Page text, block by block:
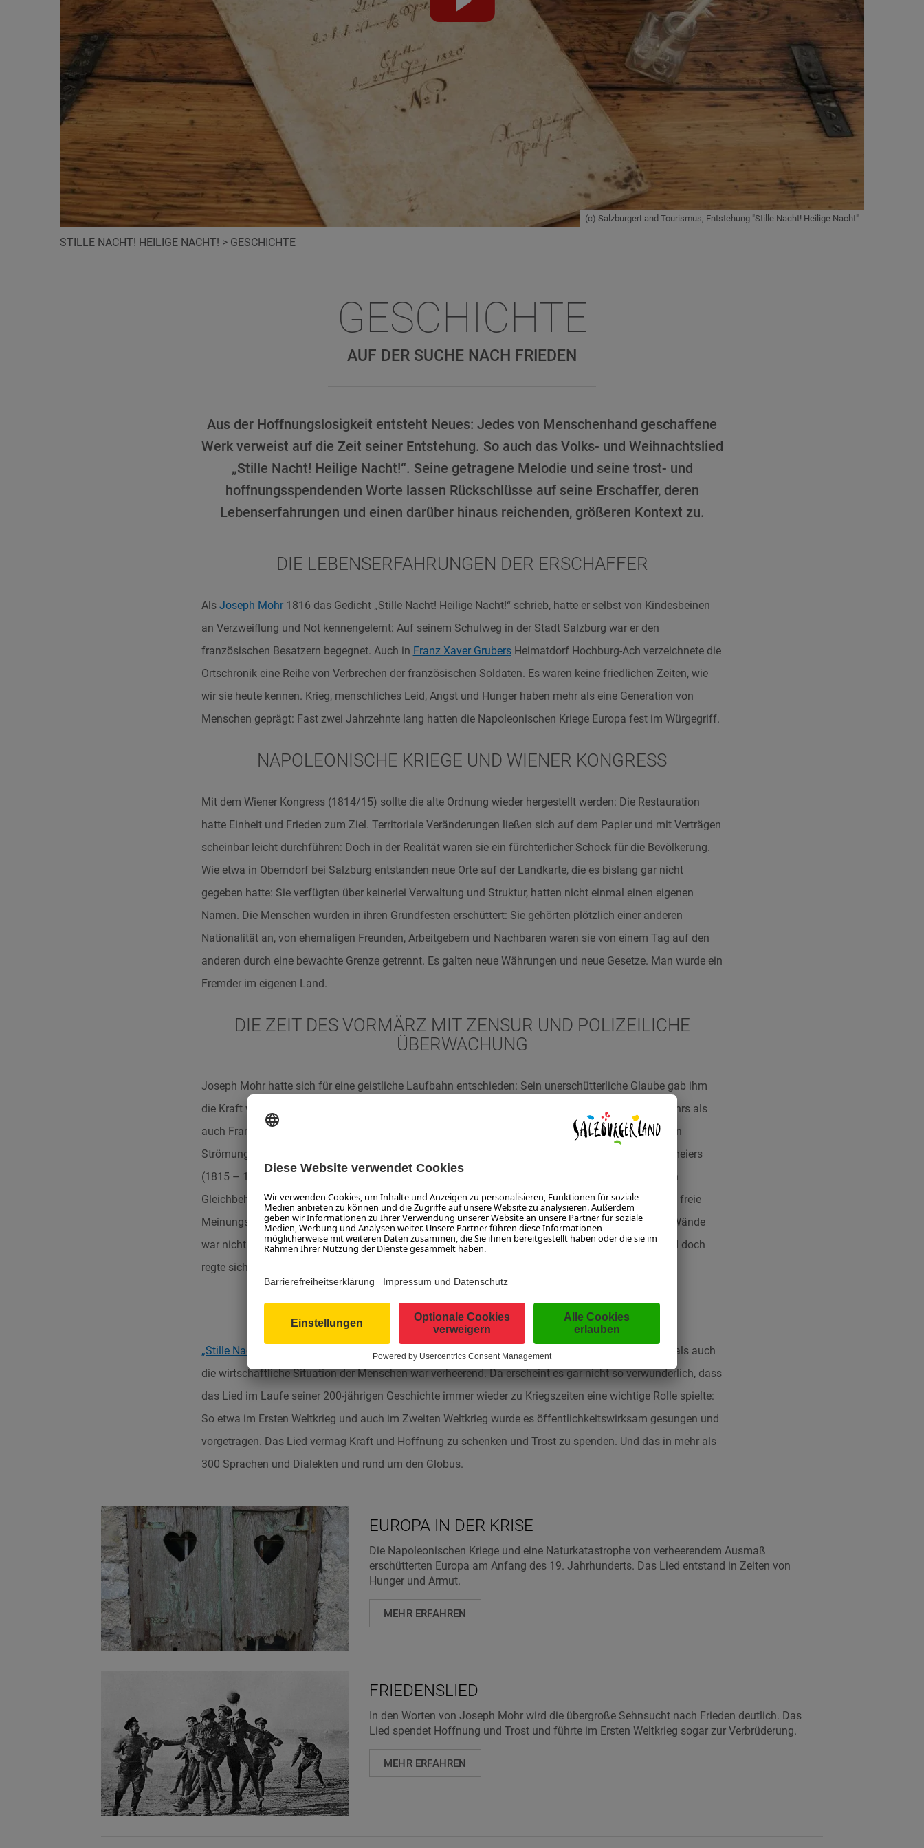
abspielen
(c) SalzburgerLand Tourismus, Entstehung "Stille Nacht! Heilige Nacht"
STILLE NACHT! HEILIGE NACHT! > GESCHICHTE
GESCHICHTE
AUF DER SUCHE NACH FRIEDEN
Aus der Hoffnungslosigkeit entsteht Neues: Jedes von Menschenhand geschaffene
Werk verweist auf die Zeit seiner Entstehung. So auch das Volks- und Weihnachtslied
„Stille Nacht! Heilige Nacht!“. Seine getragene Melodie und seine trost- und
hoffnungsspendenden Worte lassen Rückschlüsse auf seine Erschaffer, deren
Lebenserfahrungen und einen darüber hinaus reichenden, größeren Kontext zu.
DIE LEBENSERFAHRUNGEN DER ERSCHAFFER
Als Joseph Mohr 1816 das Gedicht „Stille Nacht! Heilige Nacht!“ schrieb, hatte er selbst von Kindesbeinen
an Verzweiflung und Not kennengelernt: Auf seinem Schulweg in der Stadt Salzburg war er den
französischen Besatzern begegnet. Auch in Franz Xaver Grubers Heimatdorf Hochburg-Ach verzeichnete die
Ortschronik eine Reihe von Verbrechen der französischen Soldaten. Es waren keine friedlichen Zeiten, wie
wir sie heute kennen. Krieg, menschliches Leid, Angst und Hunger haben mehr als eine Generation von
Menschen geprägt: Fast zwei Jahrzehnte lang hatten die Napoleonischen Kriege Europa fest im Würgegriff.
NAPOLEONISCHE KRIEGE UND WIENER KONGRESS
Mit dem Wiener Kongress (1814/15) sollte die alte Ordnung wieder hergestellt werden: Die Restauration
hatte Einheit und Frieden zum Ziel. Territoriale Veränderungen ließen sich auf dem Papier und mit Verträgen
scheinbar leicht durchführen: Doch in der Realität waren sie ein fürchterlicher Schock für die Bevölkerung.
Wie etwa in Oberndorf bei Salzburg entstanden neue Orte auf der Landkarte, die es bislang gar nicht
gegeben hatte: Sie verfügten über keinerlei Verwaltung und Struktur, hatten nicht einmal einen eigenen
Namen. Die Menschen wurden in ihren Grundfesten erschüttert: Sie gehörten plötzlich einer anderen
Nationalität an, von ehemaligen Freunden, Arbeitgebern und Nachbaren waren sie von einem Tag auf den
anderen durch eine bewachte Grenze getrennt. Es galten neue Währungen und neue Gesetze. Man wurde ein
Fremder im eigenen Land.
DIE ZEIT DES VORMÄRZ MIT ZENSUR UND POLIZEILICHE
ÜBERWACHUNG
Joseph Mohr hatte sich für eine geistliche Laufbahn entschieden: Sein unerschütterliche Glaube gab ihm
die Kraft weiterzumachen und Trost zu spenden. Die Zeit des „Vormärz“ haben sowohl Joseph Mohrs als
auch Franz Xaver Grubers Leben und Wirken nachhaltig geprägt. Es war die Zeit von zwei parallelen
Strömungen, die unterschiedlicher nicht sein hätten können: Die Epoche des konservativen Biedermeiers
(1815 – 1848) und des radikalen Vormärz (1830 – 1848), mit seinen politischen Forderungen nach
Gleichbehandlung, Pressefreiheit und Demokratie. Im Land herrschte strenge polizeiliche Kontrolle: freie
Meinungsäußerung oder politische Einmischung waren verboten. Der Rückzug in die eigenen vier Wände
war nicht freiwillig, sondern ein Mittel zum Selbstschutz. Die Menschen waren eingeschüchtert und doch
regte sich allerorts Widerstand gegen das diktatorische System.
EIN FRIEDENSLIED FÜR DIE WELT
„Stille Nacht! Heilige Nacht!“ entstand in Zeiten von Krieg und Verzweiflung
. Sowohl die politische als auch
die wirtschaftliche Situation der Menschen war verheerend. Da erscheint es gar nicht so verwunderlich, dass
das Lied im Laufe seiner 200-jährigen Geschichte immer wieder zu Kriegszeiten eine wichtige Rolle spielte:
So etwa im Ersten Weltkrieg und auch im Zweiten Weltkrieg wurde es öffentlichkeitswirksam gesungen und
vorgetragen. Das Lied vermag Kraft und Hoffnung zu schenken und Trost zu spenden. Und das in mehr als
300 Sprachen und Dialekten und rund um den Globus.
EUROPA IN DER KRISE
Die Napoleonischen Kriege und eine Naturkatastrophe von verheerendem Ausmaß
erschütterten Europa am Anfang des 19. Jahrhunderts. Das Lied entstand in Zeiten von
Hunger und Armut.
MEHR ERFAHREN
FRIEDENSLIED
In den Worten von Joseph Mohr wird die übergroße Sehnsucht nach Frieden deutlich. Das
Lied spendet Hoffnung und Trost und führte im Ersten Weltkrieg sogar zur Verbrüderung.
MEHR ERFAHREN